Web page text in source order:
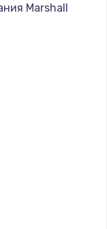
Marshall
Supra